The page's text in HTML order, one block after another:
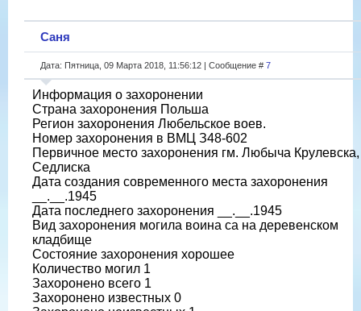
Саня
Дата: Пятница, 09 Марта 2018, 11:56:12 | Сообщение # 7
Информация о захоронении
Страна захоронения Польша
Регион захоронения Любельское воев.
Номер захоронения в ВМЦ З48-602
Первичное место захоронения гм. Любыча
Седлиска
Дата создания современного места захоронения
__.__.1945
Дата последнего захоронения __.__.1945
Вид захоронения могила воина са на деревенском
кладбище
Состояние захоронения хорошее
Количество могил 1
Захоронено всего 1
Захоронено известных 0